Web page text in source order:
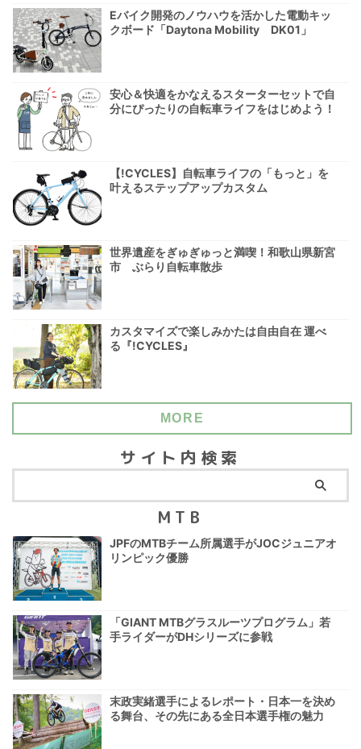
Eバイク開発のノウハウを活かした電動キッ
クボード「Daytona Mobility DK01」
安心＆快適をかなえるスターターセットで自
分にぴったりの自転車ライフをはじめよう！
【!CYCLES】自転車ライフの「もっと」を
叶えるステップアップカスタム
世界遺産をぎゅぎゅっと満喫！和歌山県新宮
市 ぶらり自転車散歩
カスタマイズで楽しみかたは自由自在 運べ
る『!CYCLES』
MORE
サイト内検索
MTB
JPFのMTBチーム所属選手がJOCジュニアオ
リンピック優勝
「GIANT MTBグラスルーツプログラム」若
手ライダーがDHシリーズに参戦
末政実緒選手によるレポート・日本一を決め
る舞台、その先にある全日本選手権の魅力